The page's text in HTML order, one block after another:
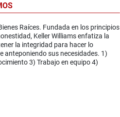
Raíces. Fundada en los principios
Keller Williams enfatiza la
la integridad para hacer lo
anteponiendo sus necesidades. 1)
3) Trabajo en equipo 4)